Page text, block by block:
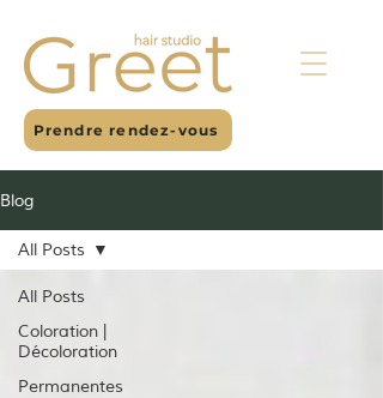
Prendre rendez-vous
Blog
All Posts
Coloration |
Décoloration
Permanentes
All Posts